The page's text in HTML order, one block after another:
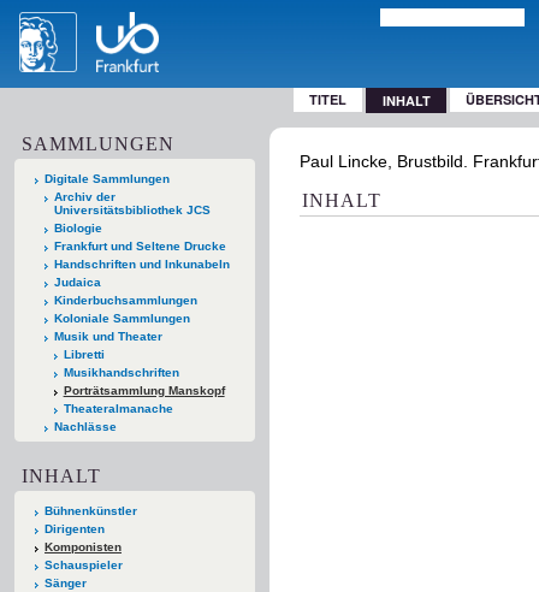
TITEL INHALT
SAMMLUNGEN
Digitale Sammlungen
Archiv der
Universitätsbibliothek JCS
Biologie
Frankfurt und Seltene Drucke
Handschriften und Inkunabeln
Judaica
Kinderbuchsammlungen
Koloniale Sammlungen
Musik und Theater
Libretti
Musikhandschriften
Porträtsammlung Manskopf
Theateralmanache
Nachlässe
INHALT
Bühnenkünstler
Dirigenten
Komponisten
Schauspieler
Sänger
Paul Lincke, Brustbild.
INHALT